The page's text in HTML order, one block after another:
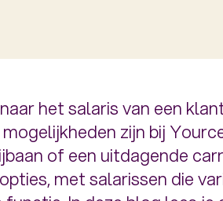
het salaris van een
zijn bij
of een uitdagende
met salarissen die